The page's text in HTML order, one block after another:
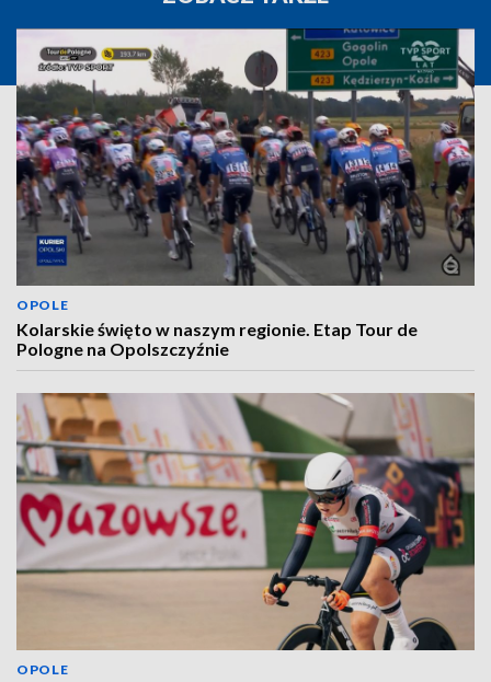
OPOLE
Kolarskie święto w naszym regionie. Etap Tour de
Pologne na Opolszczyźnie
OPOLE